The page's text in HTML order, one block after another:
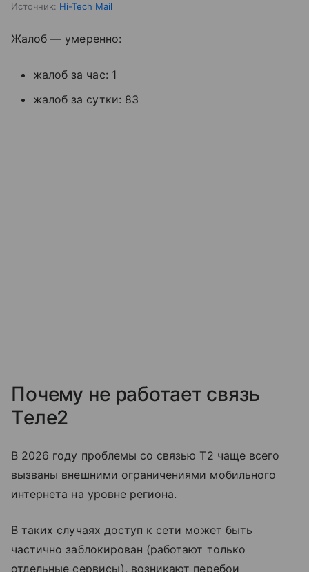
Источник: Hi-Tech Mail
Жалоб — умеренно:
жалоб за час: 1
жалоб за сутки: 83
Почему не работает связь
Tеле2
В 2026 году проблемы со связью T2 чаще всего
вызваны внешними ограничениями мобильного
интернета на уровне региона.
В таких случаях доступ к сети может быть
частично заблокирован (работают только
отдельные сервисы), возникают перебои